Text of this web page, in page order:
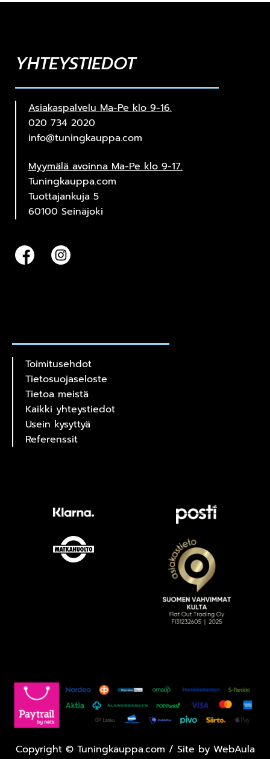
YHTEYSTIEDOT
Asiakaspalvelu Ma-Pe klo 9-16.
020 734 2020
info@tuningkauppa.com
Myymälä avoinna Ma-Pe klo 9-17.
Tuningkauppa.com
Tuottajankuja 5
60100 Seinäjoki
Toimitusehdot
Tietosuojaseloste
Tietoa meistä
Kaikki yhteystiedot
Usein kysyttyä
Referenssit
Copyright ©Tuningkauppa.com / Site by WebAula